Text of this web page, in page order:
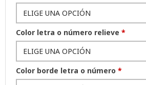
Color letra o número relieve *
Color borde letra o número *